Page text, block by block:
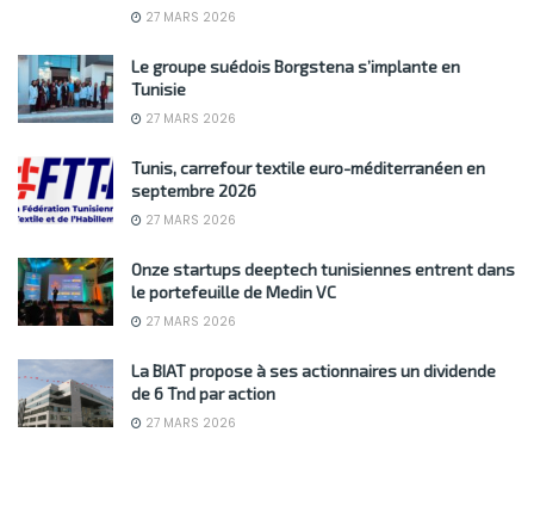
27 MARS 2026
Le groupe suédois Borgstena s’implante en
Tunisie
27 MARS 2026
Tunis, carrefour textile euro-méditerranéen en
septembre 2026
27 MARS 2026
Onze startups deeptech tunisiennes entrent dans
le portefeuille de Medin VC
27 MARS 2026
La BIAT propose à ses actionnaires un dividende
de 6 Tnd par action
27 MARS 2026